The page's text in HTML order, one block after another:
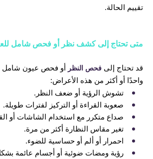
تقييم الحالة.
متى تحتاج إلى كشف نظر أو فحص شامل
قد تحتاج إلى فحص النظر أو فحص عيون شامل
واحدًا أو أكثر من هذه الأعراض:
تشوش الرؤية أو ضعف النظر.
صعوبة القراءة أو التركيز لفترات طويلة.
صداع متكرر مع استخدام الشاشات أو
تغير مقاس النظارة أكثر من مرة.
احمرار أو ألم أو حساسية للضوء.
رؤية ومضات ضوئية أو أجسام عائمة